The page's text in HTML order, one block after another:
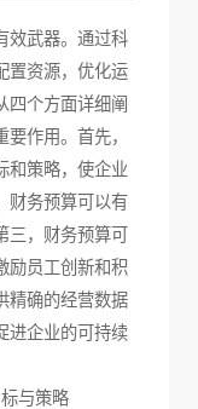
效武器。通过科
置资源，优化运
四个方面详细阐
作用。首先，
和策略，使企业
财务预算可以有
三，财务预算可
励员工创新和积
精确的经营数据
进企业的可持续
与策略